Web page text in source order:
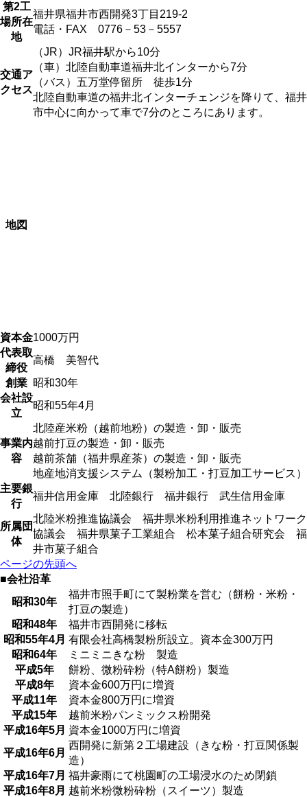
第2工
場所在
地
福井県福井市西開発3丁目219-2
電話・FAX 0776－53－5557
交通ア
クセス
（JR）JR福井駅から10分
（車）北陸自動車道福井北インターから7分
（バス）五万堂停留所 徒歩1分
北陸自動車道の福井北インターチェンジを降りて、福井
市中心に向かって車で7分のところにあります。
地図
資本金1000万円
代表取
締役
高橋 美智代
創業 昭和30年
会社設
立
昭和55年4月
事業内
容
北陸産米粉（越前地粉）の製造・卸・販売
越前打豆の製造・卸・販売
越前茶舗（福井県産茶）の製造・卸・販売
地産地消支援システム（製粉加工・打豆加工サービス）
主要銀
行
福井信用金庫 北陸銀行 福井銀行 武生信用金庫
所属団
体
北陸米粉推進協議会 福井県米粉利用推進ネットワーク
協議会 福井県菓子工業組合 松本菓子組合研究会 福
井市菓子組合
ページの先頭へ
■会社沿革
昭和30年
福井市照手町にて製粉業を営む（餅粉・米粉・
打豆の製造）
昭和48年
福井市西開発に移転
昭和55年4月 有限会社高橋製粉所設立。資本金300万円
昭和64年
ミニミニきな粉 製造
平成5年
餅粉、微粉砕粉（特A餅粉）製造
平成8年
資本金600万円に増資
平成11年
資本金800万円に増資
平成15年
越前米粉パンミックス粉開発
平成16年5月 資本金1000万円に増資
平成16年6月
西開発に新第２工場建設（きな粉・打豆関係製
造）
平成16年7月 福井豪雨にて桃園町の工場浸水のため閉鎖
平成16年8月 越前米粉微粉砕粉（スイーツ）製造